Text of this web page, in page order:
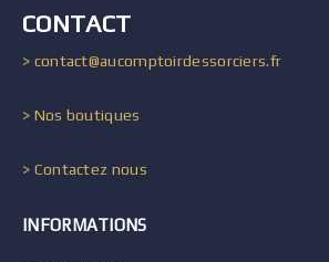
CONTACT
> contact@aucomptoirdessorciers.fr
> Nos boutiques
> Contactez nous
INFORMATIONS